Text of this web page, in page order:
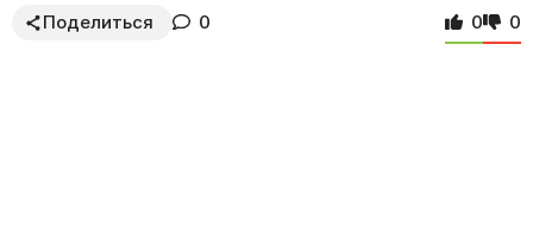
Поделиться 0 0 0